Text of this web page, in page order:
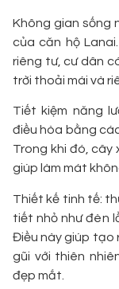
Không gian sống
của căn hộ
riêng tư, cư dân
trời thoải mái và
Tiết kiệm năng
điều hòa bằng
Trong khi đó, cây
giúp làm mát
Thiết kế tinh tế:
tiết nhỏ như đèn
Điều này giúp tạo
gũi với thiên
đẹp mắt.